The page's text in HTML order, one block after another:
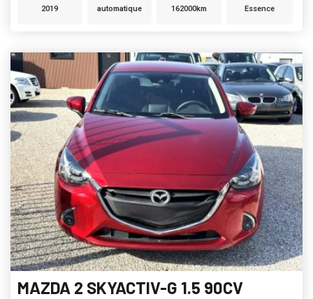
2019 automatique 162000km Essence
MAZDA 2 SKYACTIV-G 1.5 90CV